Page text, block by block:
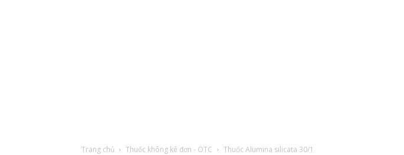
Trang chủ Thuốc không kê đơn - OTC Thuốc Alumina silicata 30/1